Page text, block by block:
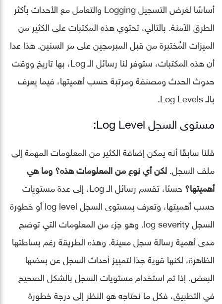
أساسًا لغرض التسجيل Logging والتعامل مع الأحداث بأكثر
الطرق الآمنة. بالتالي، تحتوي هذه المكتبات على الكثير من
الميزات المُختبرة من قبل المبرمجين على مر السنين. هذا عدا
أن هذه المكتبات، ستوفر لنا رسائل الـ Log، بها تاريخ ووقت
حدوث الحدث ومصنفة ومرتبة حسب أهميتها، فيما يعرف
بالـ Log Levels.
مستوى السجل Log Level:
قلنا سابقًا أنه يمكن إضافة الكثير من المعلومات المهمة إلى
ملف السجل.لكن أي نوع من المعلومات هذه؟ وما هي
أهميتها؟
حسنًا، تقسم رسائل الـ Log، إلى عدة مستويات
حسب أهميتها، وتعرف بمستوى السجل log level أو خطورة
السجل log severity. وهو جزء من المعلومات التي توضح
مدى أهمية رسالة سجل معينة. وهذه الطريقة رغم بساطتها
الظاهرة، لكنها قوية جدًا لتمييز أحداث السجل عن بعضها
البعض. إذا تم استخدام مستويات السجل بالشكل الصحيح
في التطبيق، فكل ما نحتاجه هو النظر إلى درجة خطورة